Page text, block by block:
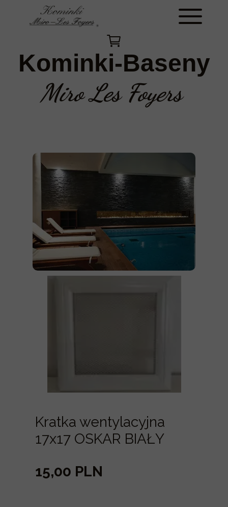
Kominki-Baseny
Miro Les Foyers
15,00 PLN
Kratka wentylacyjna
17x17 OSKAR BIAŁY